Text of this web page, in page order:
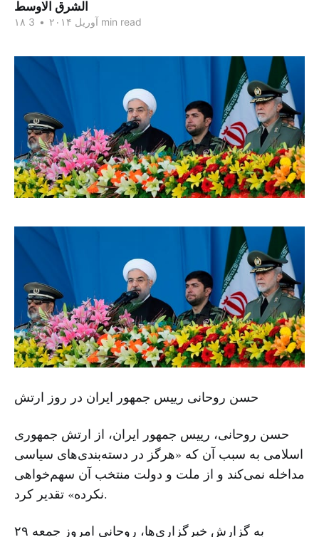
الشرق الاوسط
۱۸ آوریل ۲۰۱۴ • 3 min read
حسن روحانی رییس جمهور ایران در روز ارتش
حسن روحانی، رییس جمهور ایران، از ارتش جمهوری
اسلامی به سبب آن که «هرگز در دسته‌بندی‌های سیاسی
مداخله نمی‌کند و از ملت و دولت منتخب آن سهم‌خواهی
نکرده» تقدیر کرد.
به گزارش خبرگزاری‌ها، روحانی امروز جمعه ۲۹